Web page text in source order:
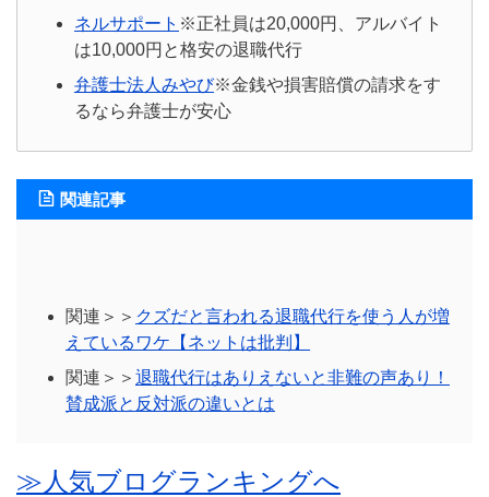
ネルサポート ※正社員は20,000円、アルバイト
は10,000円と格安の退職代行
弁護士法人みやび※金銭や損害賠償の請求をす
るなら弁護士が安心
関連記事
関連＞＞ クズだと言われる退職代行を使う人が増
えているワケ【ネットは批判】
関連＞＞ 退職代行はありえないと非難の声あり！
賛成派と反対派の違いとは
≫人気ブログランキングへ